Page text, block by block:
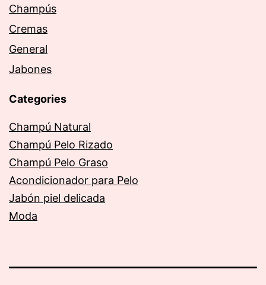
Champús
Cremas
General
Jabones
Categories
Champú Natural
Champú Pelo Rizado
Champú Pelo Graso
Acondicionador para Pelo
Jabón piel delicada
Moda